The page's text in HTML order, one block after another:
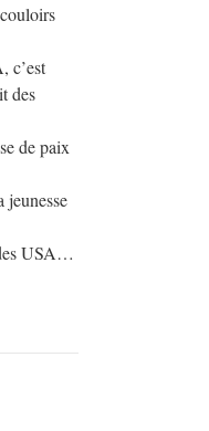
c’est
des
de paix
jeunesse
USA…